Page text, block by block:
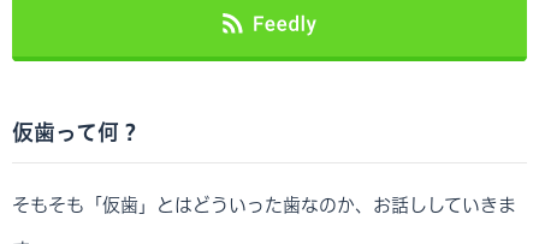
仮歯って何？
そもそも「仮歯」とはどういった歯なのか、お話ししていきま